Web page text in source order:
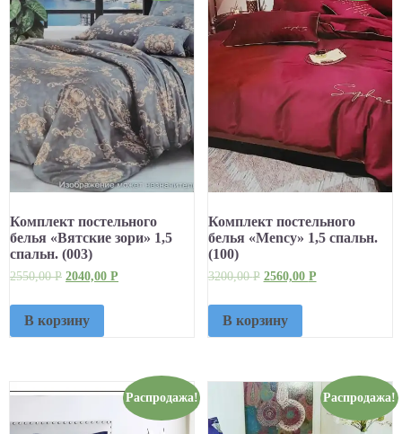
Комплект постельного
белья «Вятские зори» 1,5
спальн. (003)
2550,00Р 2040,00 Р
В корзину
Комплект постельного
белья «Mency» 1,5 спальн.
(100)
3200,00Р 2560,00 Р
В корзину
Распродажа! Распродажа!